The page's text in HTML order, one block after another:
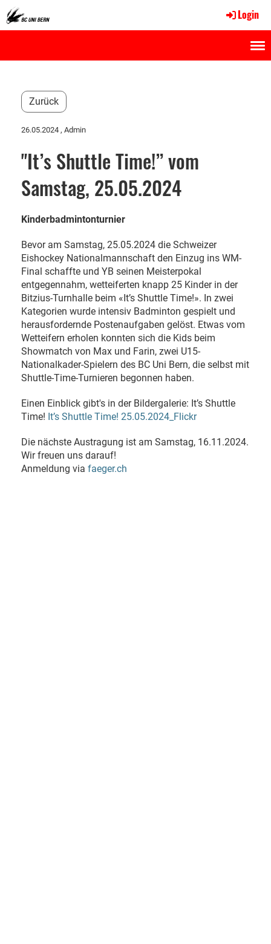
Login
Zurück
26.05.2024 , Admin
"It’s Shuttle Time!” vom
Samstag, 25.05.2024
Kinderbadmintonturnier
Bevor am Samstag, 25.05.2024 die Schweizer
Eishockey Nationalmannschaft den Einzug ins WM-
Final schaffte und YB seinen Meisterpokal
entgegennahm, wetteiferten knapp 25 Kinder in der
Bitzius-Turnhalle beim «It’s Shuttle Time!». In zwei
Kategorien wurde intensiv Badminton gespielt und
herausfordernde Postenaufgaben gelöst. Etwas vom
Wetteifern erholen konnten sich die Kids beim
Showmatch von Max und Farin, zwei U15-
Nationalkader-Spielern des BC Uni Bern, die selbst mit
Shuttle-Time-Turnieren begonnen haben.
Einen Einblick gibt's in der Bildergalerie: It’s Shuttle
Time! It’s Shuttle Time! 25.05.2024_Flickr
Die nächste Austragung ist am Samstag, 16.11.2024.
Wir freuen uns darauf!
Anmeldung via faeger.ch